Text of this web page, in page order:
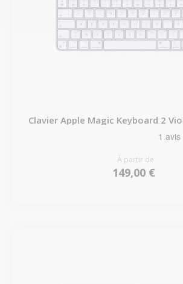
Clavier Apple Magic Keyboard 2
À partir de
149,00 €